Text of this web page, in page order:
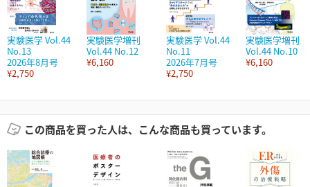
実験医学 Vol.44
No.13
2026年8月号
¥2,750
実験医学増刊
Vol.44 No.12
¥6,160
実験医学 Vol.44
No.11
2026年7月号
¥2,750
実験医学増刊
Vol.44 No.10
¥6,160
この商品を買った人は、こんな商品も買っています。